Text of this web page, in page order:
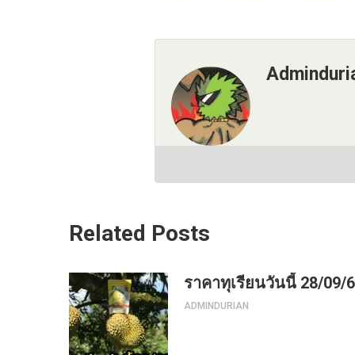
Related Posts
ราคาทุเรียนวันนี้ 28/09/
ADMINDURIAN